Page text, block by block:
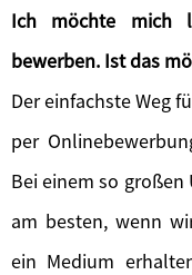
Ich möchte mich
bewerben. Ist das
Der einfachste Weg
per
Bei einem so
am besten, wenn
ein Medium